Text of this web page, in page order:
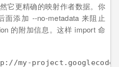
它更精确的映射作者数据。你
添加 --no-metadata 来阻止
的附加信息。这样 import 命
my-